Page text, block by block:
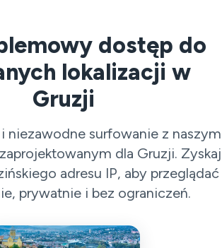
dostęp do
lokalizacji w
Gruzji
niezawodne surfowanie z naszym
dla Gruzji. Zyskaj
adresu IP, aby przeglądać
prywatnie i bez ograniczeń.